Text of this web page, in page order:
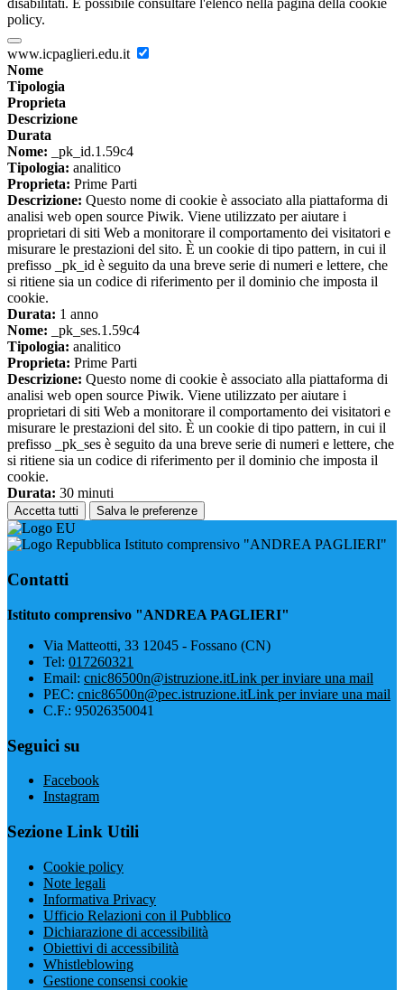
disabilitati. È possibile consultare l'elenco nella pagina della cookie
policy.
www.icpaglieri.edu.it
Nome
Tipologia
Proprieta
Descrizione
Durata
Nome: _pk_id.1.59c4
Tipologia: analitico
Proprieta: Prime Parti
Descrizione: Questo nome di cookie è associato alla piattaforma di
analisi web open source Piwik. Viene utilizzato per aiutare i
proprietari di siti Web a monitorare il comportamento dei visitatori e
misurare le prestazioni del sito. È un cookie di tipo pattern, in cui il
prefisso _pk_id è seguito da una breve serie di numeri e lettere, che
si ritiene sia un codice di riferimento per il dominio che imposta il
cookie.
Durata: 1 anno
Nome: _pk_ses.1.59c4
Tipologia: analitico
Proprieta: Prime Parti
Descrizione: Questo nome di cookie è associato alla piattaforma di
analisi web open source Piwik. Viene utilizzato per aiutare i
proprietari di siti Web a monitorare il comportamento dei visitatori e
misurare le prestazioni del sito. È un cookie di tipo pattern, in cui il
prefisso _pk_ses è seguito da una breve serie di numeri e lettere, che
si ritiene sia un codice di riferimento per il dominio che imposta il
cookie.
Durata: 30 minuti
Accetta tutti Salva le preferenze
Istituto comprensivo "ANDREA PAGLIERI"
Contatti
Istituto comprensivo "ANDREA PAGLIERI"
Via Matteotti, 33 12045 - Fossano (CN)
Tel: 017260321
Email: cnic86500n@istruzione.itLink per inviare una mail
PEC: cnic86500n@pec.istruzione.itLink per inviare una mail
C.F.: 95026350041
Seguici su
Facebook
Instagram
Sezione Link Utili
Cookie policy
Note legali
Informativa Privacy
Ufficio Relazioni con il Pubblico
Dichiarazione di accessibilità
Obiettivi di accessibilità
Whistleblowing
Gestione consensi cookie